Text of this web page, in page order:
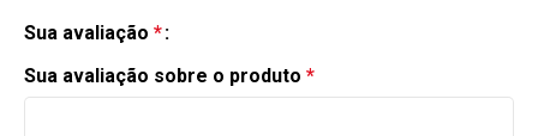
Sua avaliação *
Sua avaliação sobre o produto *